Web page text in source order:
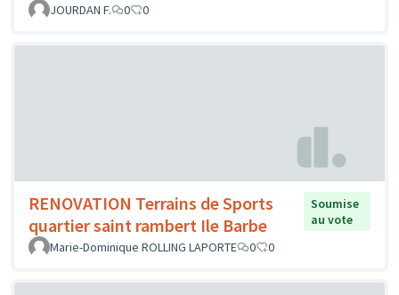
JOURDAN F. 0 0
RENOVATION Terrains de Sports
quartier saint rambert Ile Barbe
Soumise
au vote
Marie-Dominique ROLLING LAPORTE
0 0